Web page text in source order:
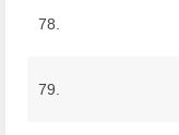
78.
79.